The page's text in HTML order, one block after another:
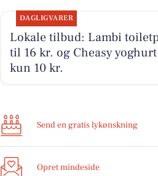
DAGLIGVARER
Lokale tilbud: Lambi
til 16 kr. og Cheasy
kun 10 kr.
Send en gratis lykønskning
Opret mindeside